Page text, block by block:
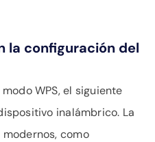
la configuración del
WPS, el siguiente
inalámbrico. La
como